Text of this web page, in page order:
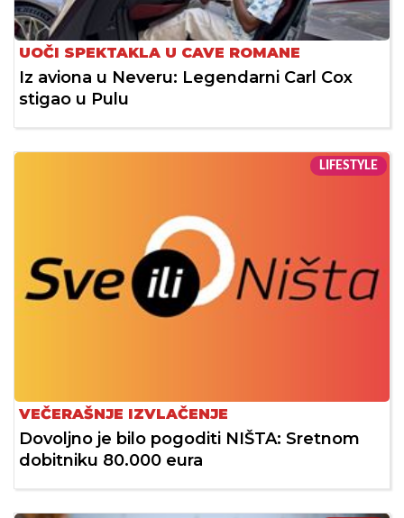
UOČI SPEKTAKLA U CAVE ROMANE
Iz aviona u Neveru: Legendarni Carl Cox
stigao u Pulu
LIFESTYLE
VEČERAŠNJE IZVLAČENJE
Dovoljno je bilo pogoditi NIŠTA: Sretnom
dobitniku 80.000 eura